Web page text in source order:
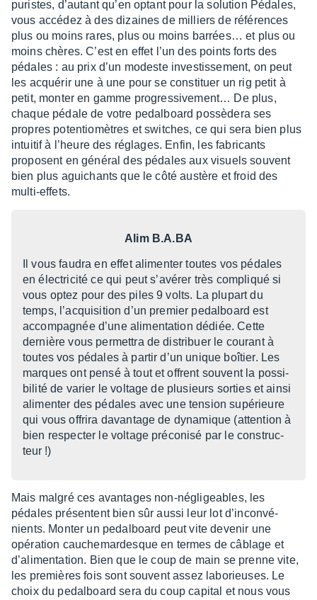
puristes, d’au­tant qu’en optant pour la solu­tion Pédales,
vous accé­dez à des dizaines de milliers de réfé­rences
plus ou moins rares, plus ou moins barrées… et plus ou
moins chères. C’est en effet l’un des points forts des
pédales : au prix d’un modeste inves­tis­se­ment, on peut
les acqué­rir une à une pour se consti­tuer un rig petit à
petit, monter en gamme progres­si­ve­ment… De plus,
chaque pédale de votre pedal­board possè­dera ses
propres poten­tio­mètres et switches, ce qui sera bien plus
intui­tif à l’heure des réglages. Enfin, les fabri­cants
proposent en géné­ral des pédales aux visuels souvent
bien plus agui­chants que le côté austère et froid des
multi-effets.
Alim B.A.BA
Il vous faudra en effet alimen­ter toutes vos pédales
en élec­tri­cité ce qui peut s’avé­rer très compliqué si
vous optez pour des piles 9 volts. La plupart du
temps, l’ac­qui­si­tion d’un premier pedal­board est
accom­pa­gnée d’une alimen­ta­tion dédiée. Cette
dernière vous permet­tra de distri­buer le courant à
toutes vos pédales à partir d’un unique boîtier. Les
marques ont pensé à tout et offrent souvent la possi­
bi­lité de varier le voltage de plusieurs sorties et ainsi
alimen­ter des pédales avec une tension supé­rieure
qui vous offrira davan­tage de dyna­mique (atten­tion à
bien respec­ter le voltage préco­nisé par le construc­
teur !)
Mais malgré ces avan­tages non-négli­geables, les
pédales présentent bien sûr aussi leur lot d’in­con­vé­
nients. Monter un pedal­board peut vite deve­nir une
opéra­tion cauche­mar­desque en termes de câblage et
d’ali­men­ta­tion. Bien que le coup de main se prenne vite,
les premières fois sont souvent assez labo­rieuses. Le
choix du pedal­board sera du coup capi­tal et nous vous